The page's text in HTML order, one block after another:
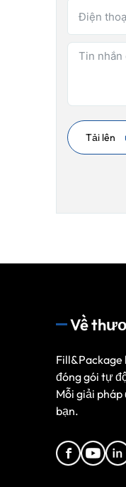
Tải lên
Về
Fill&Package
đóng gói tự
Mỗi giải
bạn.